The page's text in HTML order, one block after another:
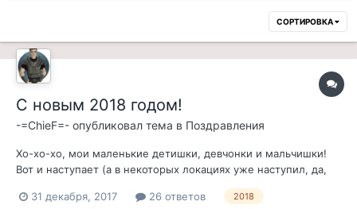
СОРТИРОВКА
С новым 2018 годом!
-=ChieF=- опубликовал тема в Поздравления
Хо-хо-хо, мои маленькие детишки, девчонки и мальчишки!
Вот и наступает (а в некоторых локациях уже наступил, да,
нелегким годом для всех нас: на островах Саммерсет
31 декабря, 2017 26 ответов 2018